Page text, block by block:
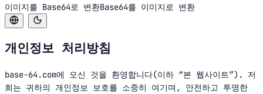
이미지를 Base64로 변환Base64를 이미지로 변환
개인정보 처리방침
base-64.com에 오신 것을 환영합니다(이하 “본 웹사이트”). 저
희는 귀하의 개인정보 보호를 소중히 여기며, 안전하고 투명한